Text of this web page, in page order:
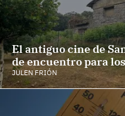
El antiguo cine de
de encuentro para
JULEN FRIÓN